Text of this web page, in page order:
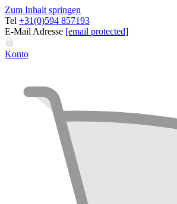
Zum Inhalt springen
Tel +31(0)594 857193
E-Mail Adresse [email protected]
Konto